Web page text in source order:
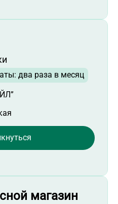
клиентского
отдела продаж
продаж
продажам
с партнерами
два раза в месяц
магазин